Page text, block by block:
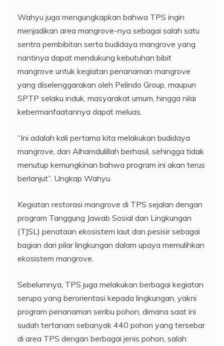
Wahyu juga mengungkapkan bahwa TPS ingin
menjadikan area mangrove-nya sebagai salah satu
sentra pembibitan serta budidaya mangrove yang
nantinya dapat mendukung kebutuhan bibit
mangrove untuk kegiatan penanaman mangrove
yang diselenggarakan oleh Pelindo Group, maupun
SPTP selaku induk, masyarakat umum, hingga nilai
kebermanfaatannya dapat meluas.
“Ini adalah kali pertama kita melakukan budidaya
mangrove, dan Alhamdulillah berhasil, sehingga tidak
menutup kemungkinan bahwa program ini akan terus
berlanjut”. Ungkap Wahyu.
Kegiatan restorasi mangrove di TPS sejalan dengan
program Tanggung Jawab Sosial dan Lingkungan
(TJSL) penataan ekosistem laut dan pesisir sebagai
bagian dari pilar lingkungan dalam upaya memulihkan
ekosistem mangrove.
Sebelumnya, TPS juga melakukan berbagai kegiatan
serupa yang berorientasi kepada lingkungan, yakni
program penanaman seribu pohon, dimana saat ini
sudah tertanam sebanyak 440 pohon yang tersebar
di area TPS dengan berbagai jenis pohon, salah